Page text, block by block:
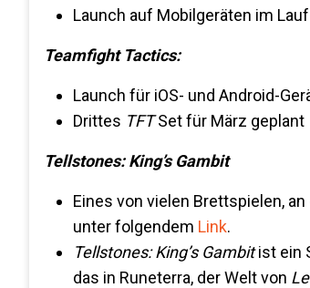
Launch auf Mobilgeräten im
Teamfight Tactics:
Launch für iOS- und Android-
Drittes TFTSet für März geplant
Tellstones: King’s Gambit
Eines von vielen Brettspielen,
unter folgendem Link.
Tellstones: King’s Gambitist ein
das in Runeterra, der Welt von